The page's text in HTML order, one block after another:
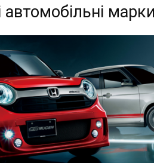
автомобільні марки